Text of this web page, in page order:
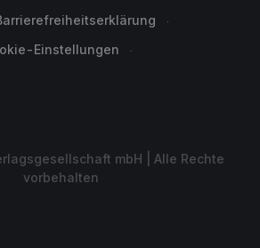
Einstellungen
mbH | Alle Rechte
vorbehalten